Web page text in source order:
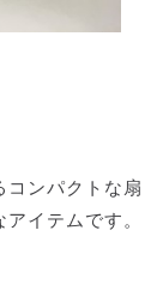
コンパクトな扇
イテムです。